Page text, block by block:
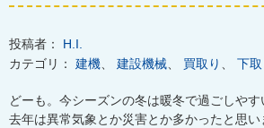
投稿者： H.I.
カテゴリ： 建機 建設機械 買取り 下取
どーも。今シーズンの冬は暖冬で過ごしやす
去年は異常気象とか災害とか多かったと思